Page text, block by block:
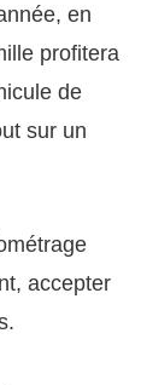
en
profitera
de
sur un
accepter